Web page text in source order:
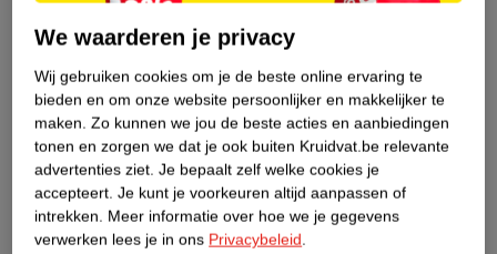
Etiketinformatie
Nature Impact Score
Dit product heeft (nog) geen Nature
Impact Score.
Meer informatie
We waarderen je privacy
Wij gebruiken cookies om je de beste online ervaring te
bieden en om onze website persoonlijker en makkelijker te
maken. Zo kunnen we jou de beste acties en aanbiedingen
tonen en zorgen we dat je ook buiten Kruidvat.be relevante
advertenties ziet. Je bepaalt zelf welke cookies je
accepteert. Je kunt je voorkeuren altijd aanpassen of
intrekken. Meer informatie over hoe we je gegevens
verwerken lees je in ons Privacybeleid.